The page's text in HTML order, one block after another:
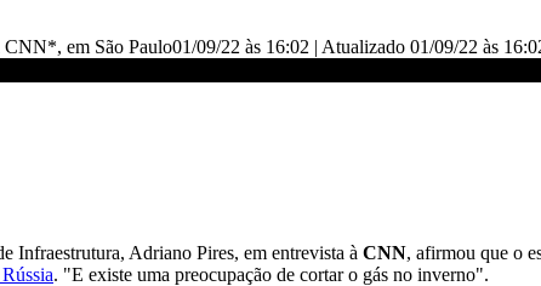
CNN*, em São Paulo01/09/22 às 16:02 | Atualizado 01/09/22 às
Infraestrutura, Adriano Pires, em entrevista à CNN, afirmou que o
. "E existe uma preocupação de cortar o gás no inverno".